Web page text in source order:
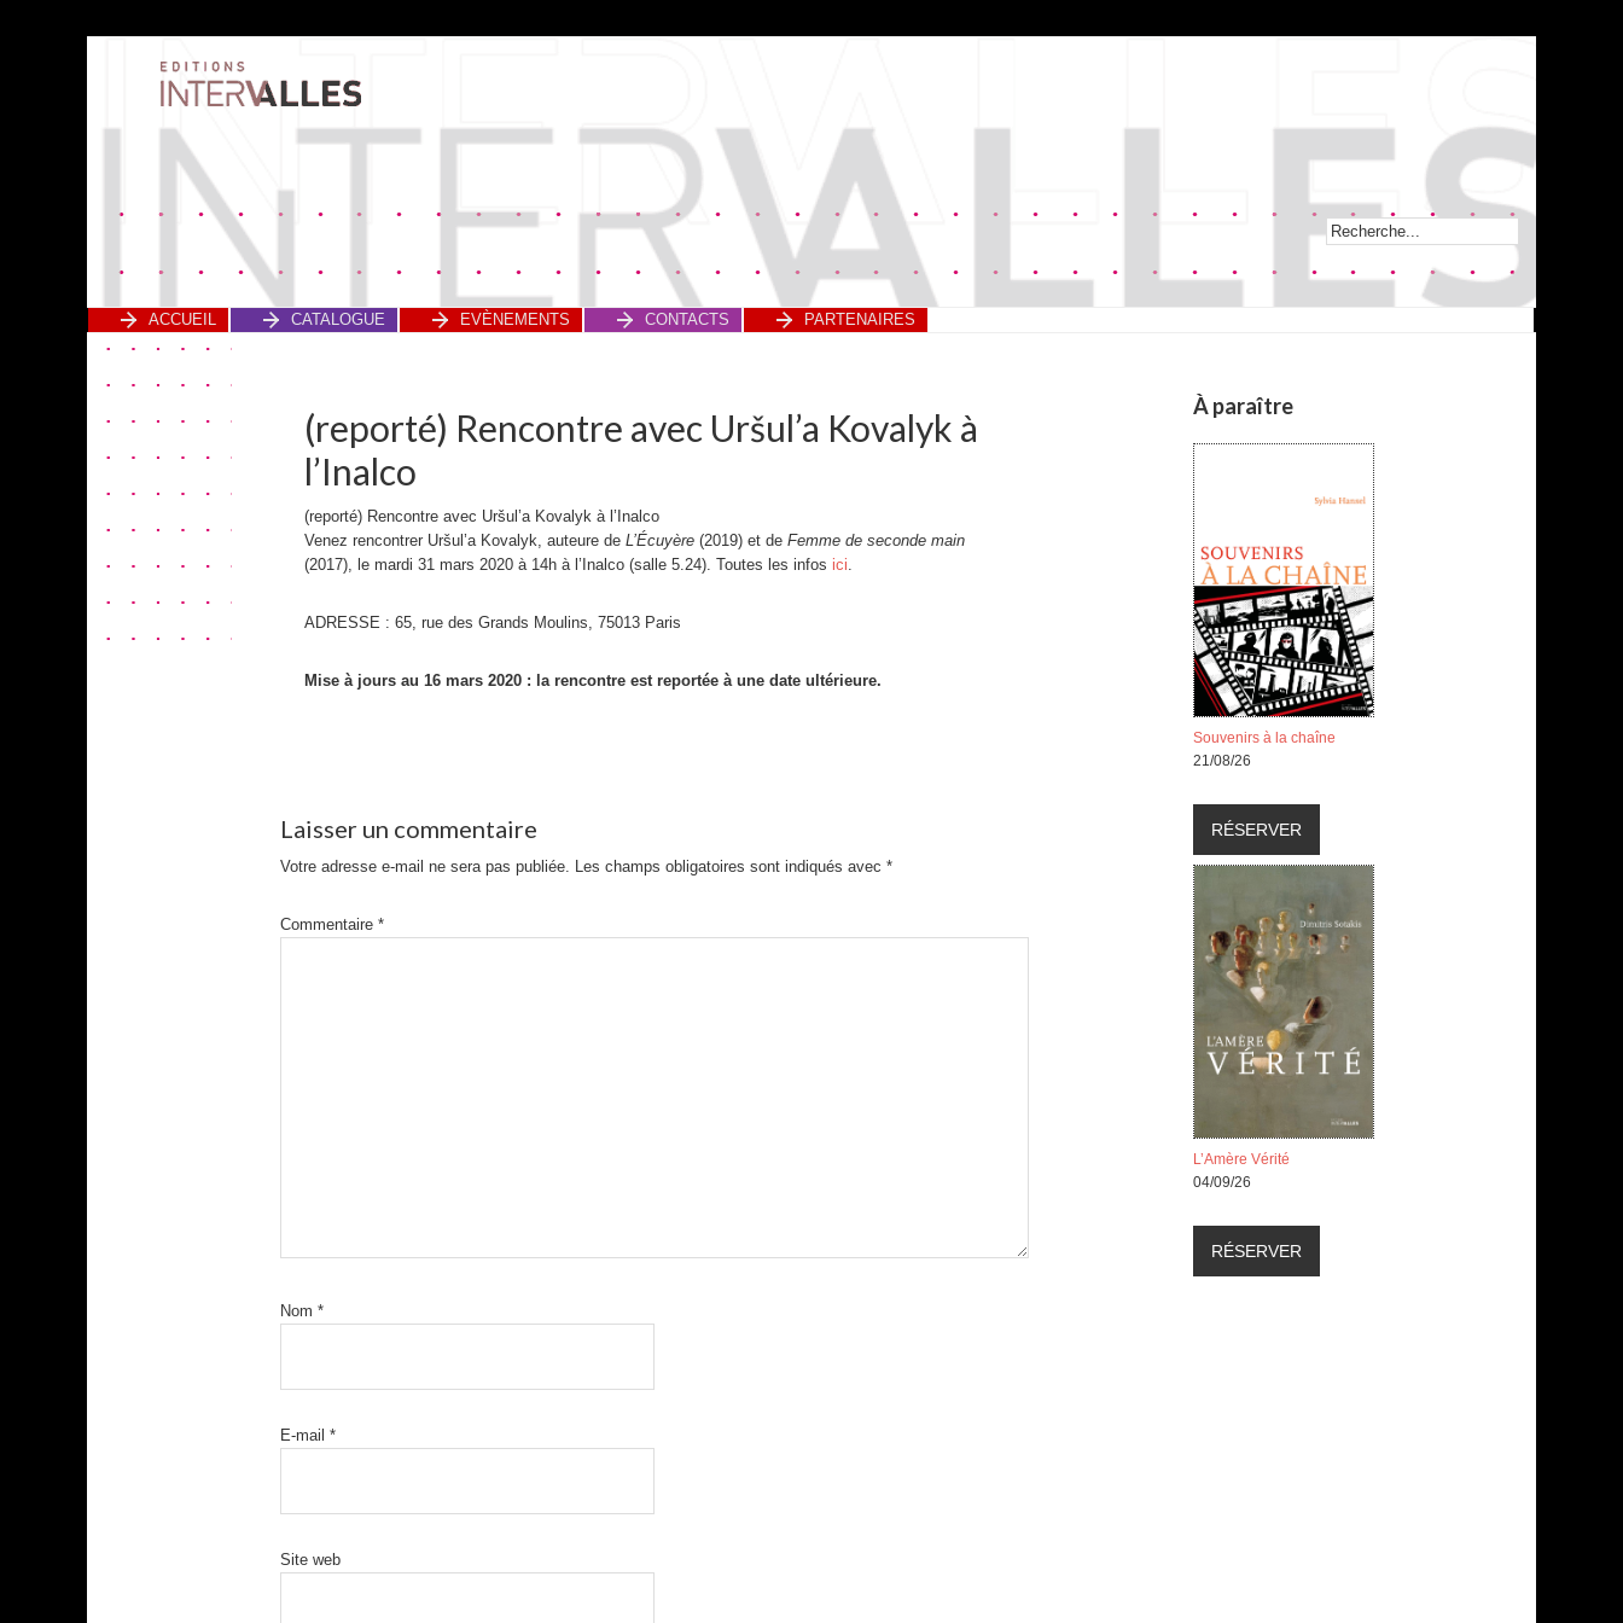
ACCUEIL CATALOGUE EVÈNEMENTS CONTACTS PARTENAIRES
(reporté) Rencontre avec Uršul’a Kovalyk à
l’Inalco
(reporté) Rencontre avec Uršul’a Kovalyk à l’Inalco
Venez rencontrer Uršul’a Kovalyk, auteure de L’Écuyère (2019) et de Femme de seconde main
(2017), le mardi 31 mars 2020 à 14h à l’Inalco (salle 5.24). Toutes les infos ici.
ADRESSE : 65, rue des Grands Moulins, 75013 Paris
Mise à jours au 16 mars 2020 : la rencontre est reportée à une date ultérieure.
Laisser un commentaire
Votre adresse e-mail ne sera pas publiée. Les champs obligatoires sont indiqués avec *
Commentaire *
Nom *
E-mail *
Site web
À paraître
Souvenirs à la chaîne
21/08/26
RÉSERVER
L’Amère Vérité
04/09/26
RÉSERVER